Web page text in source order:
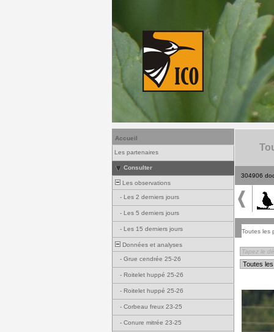
Accueil
Les partenaires
Consulter
Les observations
- Les 2 derniers jours
- Les 5 derniers jours
- Les 15 derniers jours
Données et analyses
- Grue cendrée 25-26
- Roitelet huppé 25-26
- Roitelet huppé 25-26
- Corbeau freux 23-25
- Conure mitrée 23-25
304906
Toutes les